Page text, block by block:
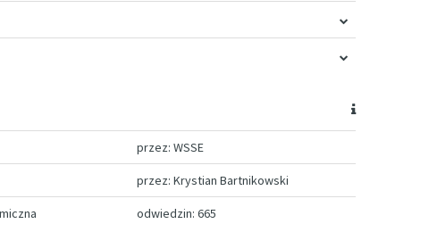
przez: WSSE
przez: Krystian Bartnikowski
odwiedzin: 665